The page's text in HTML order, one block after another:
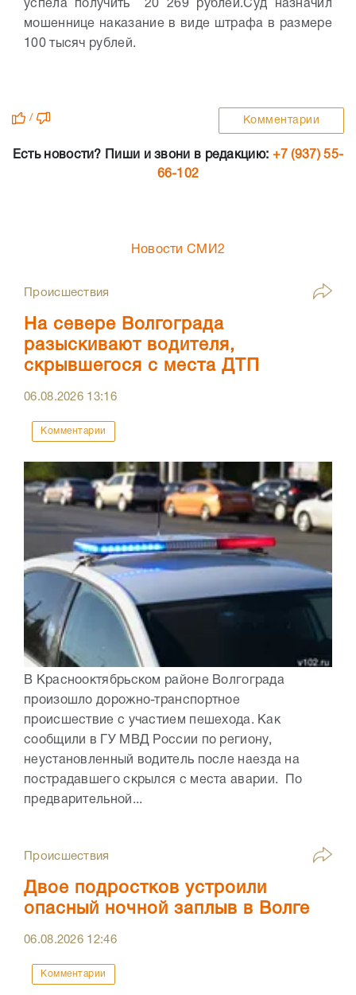
успела получить 20 269 рублей.Суд назначил
мошеннице наказание в виде штрафа в размере
100 тысяч рублей.
/ Комментарии
Есть новости? Пиши и звони в редакцию: +7 (937) 55-
66-102
Новости СМИ2
Происшествия
На севере Волгограда
разыскивают водителя,
скрывшегося с места ДТП
06.08.2026 13:16
Комментарии
В Краснооктябрьском районе Волгограда
произошло дорожно-транспортное
происшествие с участием пешехода. Как
сообщили в ГУ МВД России по региону,
неустановленный водитель после наезда на
пострадавшего скрылся с места аварии. По
предварительной...
Происшествия
Двое подростков устроили
опасный ночной заплыв в Волге
06.08.2026 12:46
Комментарии